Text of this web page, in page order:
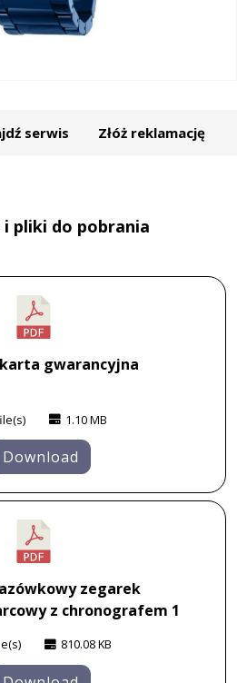
serwis Złóż reklamację
pliki do pobrania
gwarancyjna
1.10 MB
Download
zegarek
z chronografem 1
810.08 KB